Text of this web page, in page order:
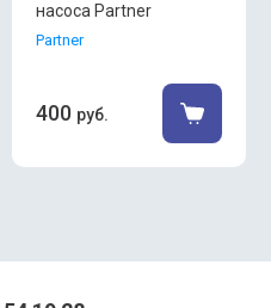
насоса Partner
Partner
400 руб.